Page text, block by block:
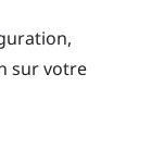
sur votre